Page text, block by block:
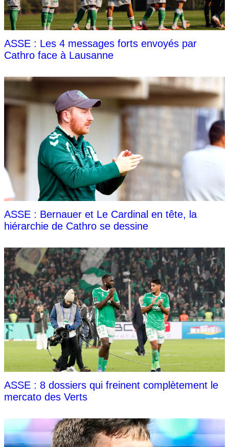
ASSE : Les 4 messages forts envoyés par
Cathro face à Lausanne
ASSE : Bernauer et Le Cardinal en tête, la
hiérarchie de Cathro se dessine
ASSE : 8 dossiers qui freinent complètement le
mercato des Verts